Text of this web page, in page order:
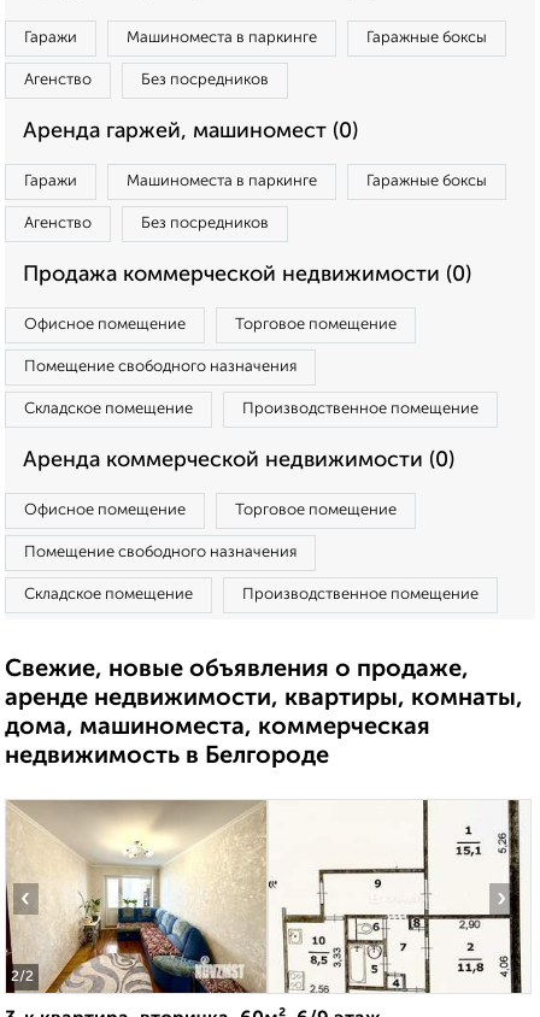
Гаражи Машиноместа в паркинге Гаражные боксы
Агенство Без посредников
Аренда гаржей, машиномест (0)
Гаражи Машиноместа в паркинге Гаражные боксы
Агенство Без посредников
Продажа коммерческой недвижимости (0)
Офисное помещение Торговое помещение
Помещение свободного назначения
Складское помещение Производственное помещение
Аренда коммерческой недвижимости (0)
Офисное помещение Торговое помещение
Помещение свободного назначения
Складское помещение Производственное помещение
Свежие, новые объявления о продаже,
аренде недвижимости, квартиры, комнаты,
дома, машиноместа, коммерческая
недвижимость в Белгороде
2/2
‹ ›